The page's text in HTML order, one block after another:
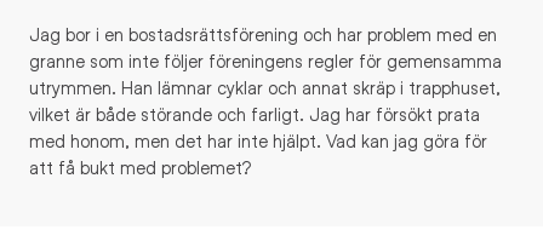
Jag bor i en bostadsrättsförening och har problem med en
granne som inte följer föreningens regler för gemensamma
utrymmen. Han lämnar cyklar och annat skräp i trapphuset,
vilket är både störande och farligt. Jag har försökt prata
med honom, men det har inte hjälpt. Vad kan jag göra för
att få bukt med problemet?